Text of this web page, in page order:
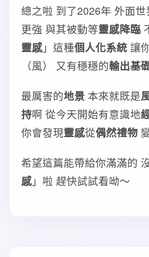
總之啦 到了2026年 外面
更強 與其被動等靈感降臨
靈感」這種個人化系統 讓
（風） 又有穩穩的輸出基
最厲害的地景 本來就既是
持啊 從今天開始有意識地
你會發現靈感從偶然禮物
希望這篇能帶給你滿滿的
感」啦 趕快試試看呦～